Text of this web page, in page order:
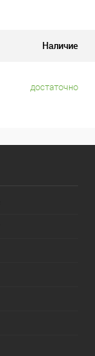
Наличие
достаточно